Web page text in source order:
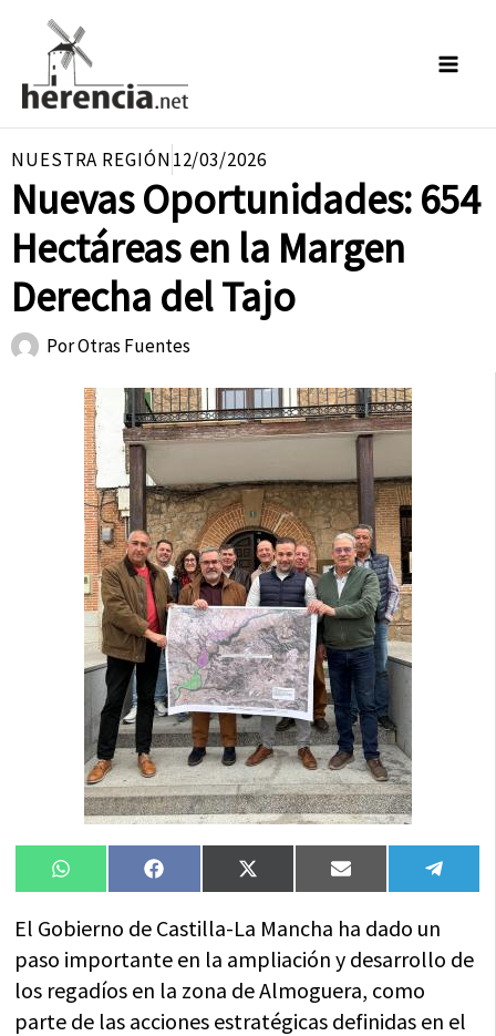
contenido
NUESTRA REGIÓN12/03/2026
Nuevas Oportunidades: 654
Hectáreas en la Margen
Derecha del Tajo
PorOtras Fuentes
Compartir
en
WhatsAppCompartir
en
FacebookCompartir
en
X
(Twitter)
Compartir
en
Email
en
El Gobierno de Castilla-La Mancha ha dado un
paso importante en la ampliación y desarrollo de
los regadíos en la zona de Almoguera, como
parte de las acciones estratégicas definidas en el